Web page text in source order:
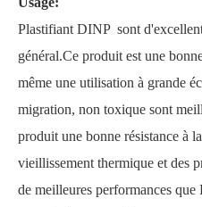
Plastifiant DINP sont
général.Ce produit est une
même une utilisation à grande
migration, non toxique sont
produit une bonne résistance à
vieillissement thermique et des
de meilleures performances